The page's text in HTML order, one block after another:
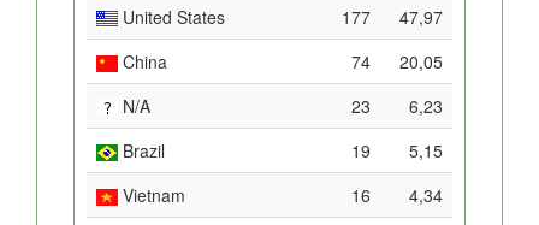
United States
177
47,97
China
74
20,05
N/A
23
6,23
Brazil
19
5,15
Vietnam
16
4,34